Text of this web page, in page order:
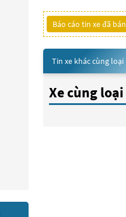
Báo cáo tin xe đã bán
Tin xe khác cùng loại
Xe cùng loại